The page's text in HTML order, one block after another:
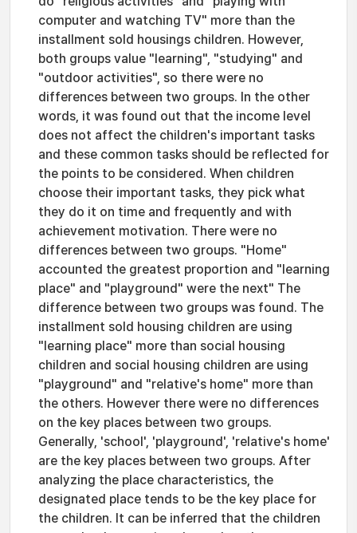
computer and watching TV" more than the
installment sold housings children. However,
both groups value "learning", "studying" and
"outdoor activities", so there were no
differences between two groups. In the other
words, it was found out that the income level
does not affect the children's important tasks
and these common tasks should be reflected for
the points to be considered. When children
choose their important tasks, they pick what
they do it on time and frequently and with
achievement motivation. There were no
differences between two groups. "Home"
accounted the greatest proportion and "learning
place" and "playground" were the next" The
difference between two groups was found. The
installment sold housing children are using
"learning place" more than social housing
children and social housing children are using
"playground" and "relative's home" more than
the others. However there were no differences
on the key places between two groups.
Generally, 'school', 'playground', 'relative's home'
are the key places between two groups. After
analyzing the place characteristics, the
designated place tends to be the key place for
the children. It can be inferred that the children